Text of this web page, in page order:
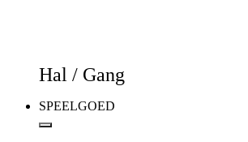
Hal / Gang
SPEELGOED